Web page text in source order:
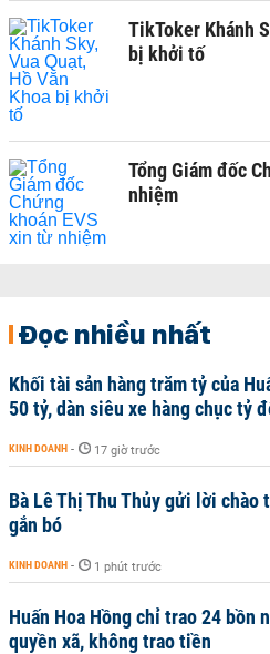
TikToker Khánh
bị khởi tố
Tổng Giám đốc
nhiệm
Đọc nhiều nhất
Khối tài sản hàng trăm tỷ của
50 tỷ, dàn siêu xe hàng chục tỷ
KINH DOANH - 17 giờ trước
Bà Lê Thị Thu Thủy gửi lời chào
gắn bó
KINH DOANH - 1 phút trước
Huấn Hoa Hồng chỉ trao 24 bồn
quyền xã, không trao tiền